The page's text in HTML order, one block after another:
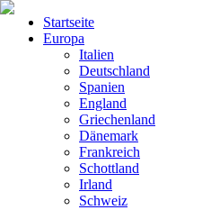
Startseite
Europa
Italien
Deutschland
Spanien
England
Griechenland
Dänemark
Frankreich
Schottland
Irland
Schweiz